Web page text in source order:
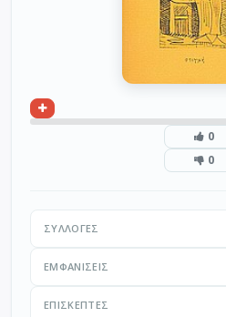
0
0
ΣΥΛΛΟΓΈΣ
ΕΜΦΑΝΊΣΕΙΣ
ΕΠΙΣΚΈΠΤΕΣ